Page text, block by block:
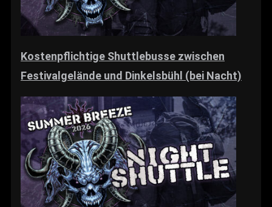
Kostenpflichtige Shuttlebusse zwischen
Festivalgelände und Dinkelsbühl (bei Nacht)